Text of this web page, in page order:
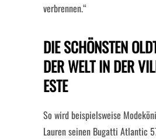
verbrennen.“
DIE SCHÖNSTEN
DER WELT IN DER
ESTE
So wird beispielsweise
Lauren seinen Bugatti Atlantic